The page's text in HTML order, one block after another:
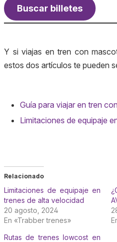
Buscar billetes
Y si viajas en tren con
estos dos artículos te pueden
Guía para viajar en tren
Limitaciones de equipaje
Relacionado
Limitaciones de equipaje en
trenes de alta velocidad
20 agosto, 2024
En «Trabber trenes»
Rutas de trenes lowcost en